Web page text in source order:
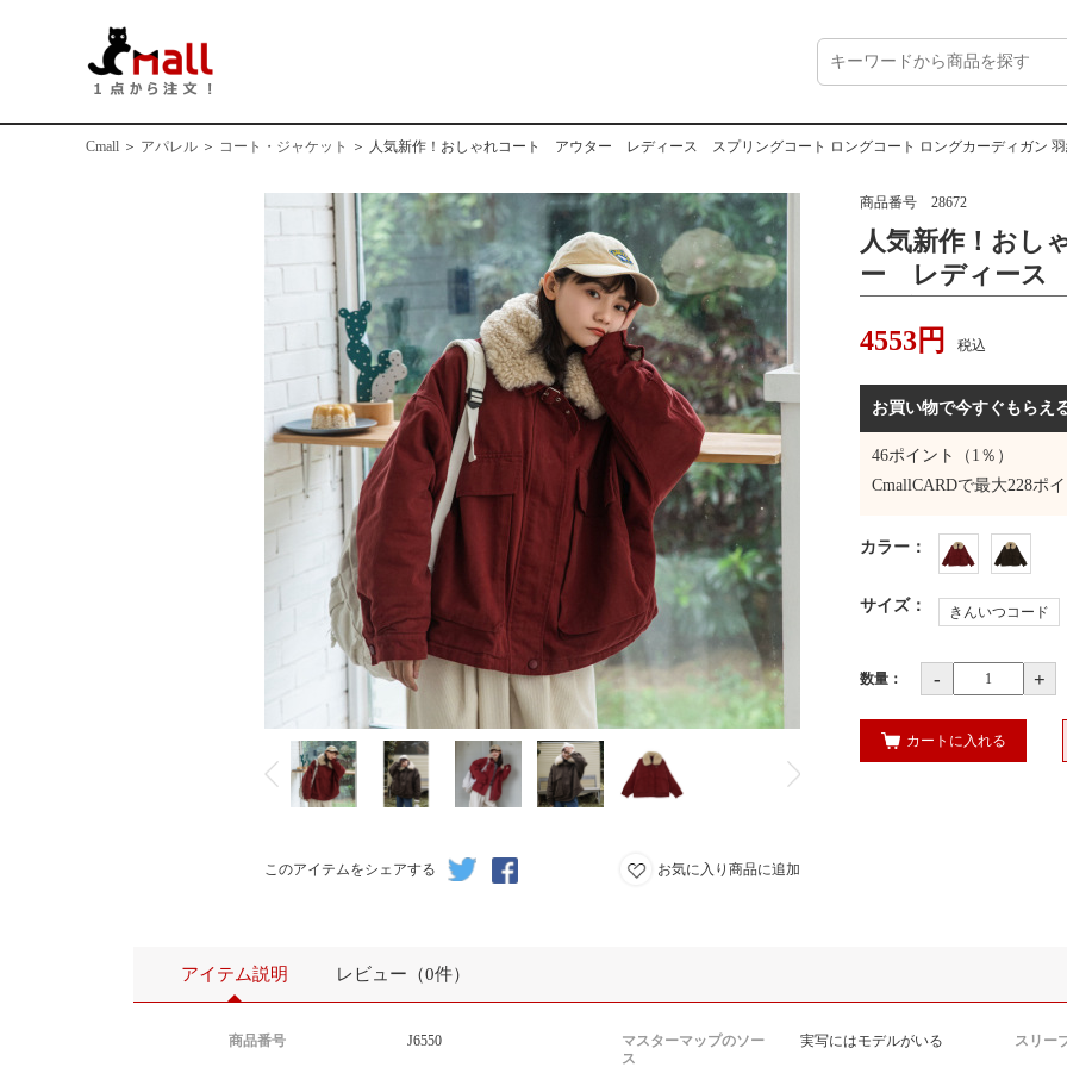
Cmall ＞ アパレル ＞ コート・ジャケット ＞ 人気新作！おしゃれコート アウター レディース スプリングコート ロングコート ロングカーディガン 羽織り トレンチ スプ
このアイテムをシェアする お気に入り商品に追加
商品番号 28672
人気新作！おし
ー レディース
り トレンチ ス
わいい きれい
4553円 税込
お買い物で今すぐもらえ
46ポイント（1％）
CmallCARDで最大228ポ
カラー ：
サイズ： きんいつコード
数量： - +
カートに入れる
アイテム説明 レビュー（0件）
商品番号 J6550
マスターマップのソー
ス
実写にはモデルがいる スリー